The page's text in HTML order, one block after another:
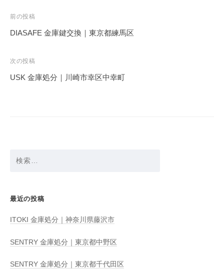
投
稿
ビ
ゲ
前の投稿
DIASAFE 金庫鍵交換｜東京都練馬区
次の投稿
USK 金庫処分｜川崎市幸区中幸町
最近の投稿
ITOKI 金庫処分｜神奈川県藤沢市
SENTRY 金庫処分｜東京都中野区
SENTRY 金庫処分｜東京都千代田区